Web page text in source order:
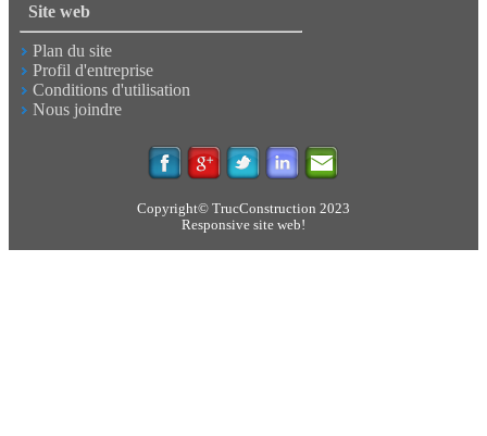
Site web
Plan du site
Profil d'entreprise
Conditions d'utilisation
Nous joindre
Copyright© TrucConstruction 2023
Responsive site web!